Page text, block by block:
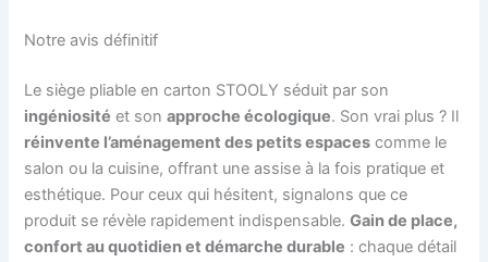
Notre avis définitif
Le siège pliable en carton STOOLY séduit par son
ingéniosité et sonapproche écologique. Son vrai plus ? Il
réinvente l’aménagement des petits espaces comme le
salon ou la cuisine, offrant une assise à la fois pratique et
esthétique. Pour ceux qui hésitent, signalons que ce
produit se révèle rapidement indispensable.Gain de place,
confort au quotidien et démarche durable : chaque détail